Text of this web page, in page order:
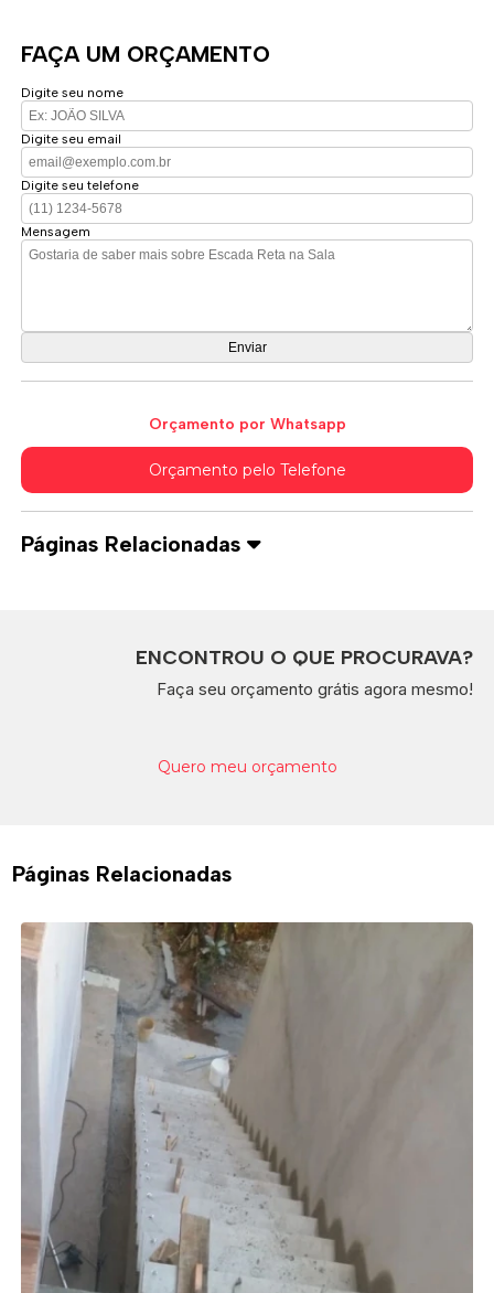
FAÇA UM ORÇAMENTO
Digite seu nome
Digite seu email
Digite seu telefone
Mensagem
Orçamento por Whatsapp
Orçamento pelo Telefone
Páginas Relacionadas
ENCONTROU O QUE PROCURAVA?
Faça seu orçamento grátis agora mesmo!
Quero meu orçamento
Páginas Relacionadas